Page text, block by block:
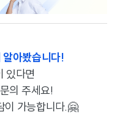
알아봤습니다!
있다면
의 주세요!
이 가능합니다.🤗